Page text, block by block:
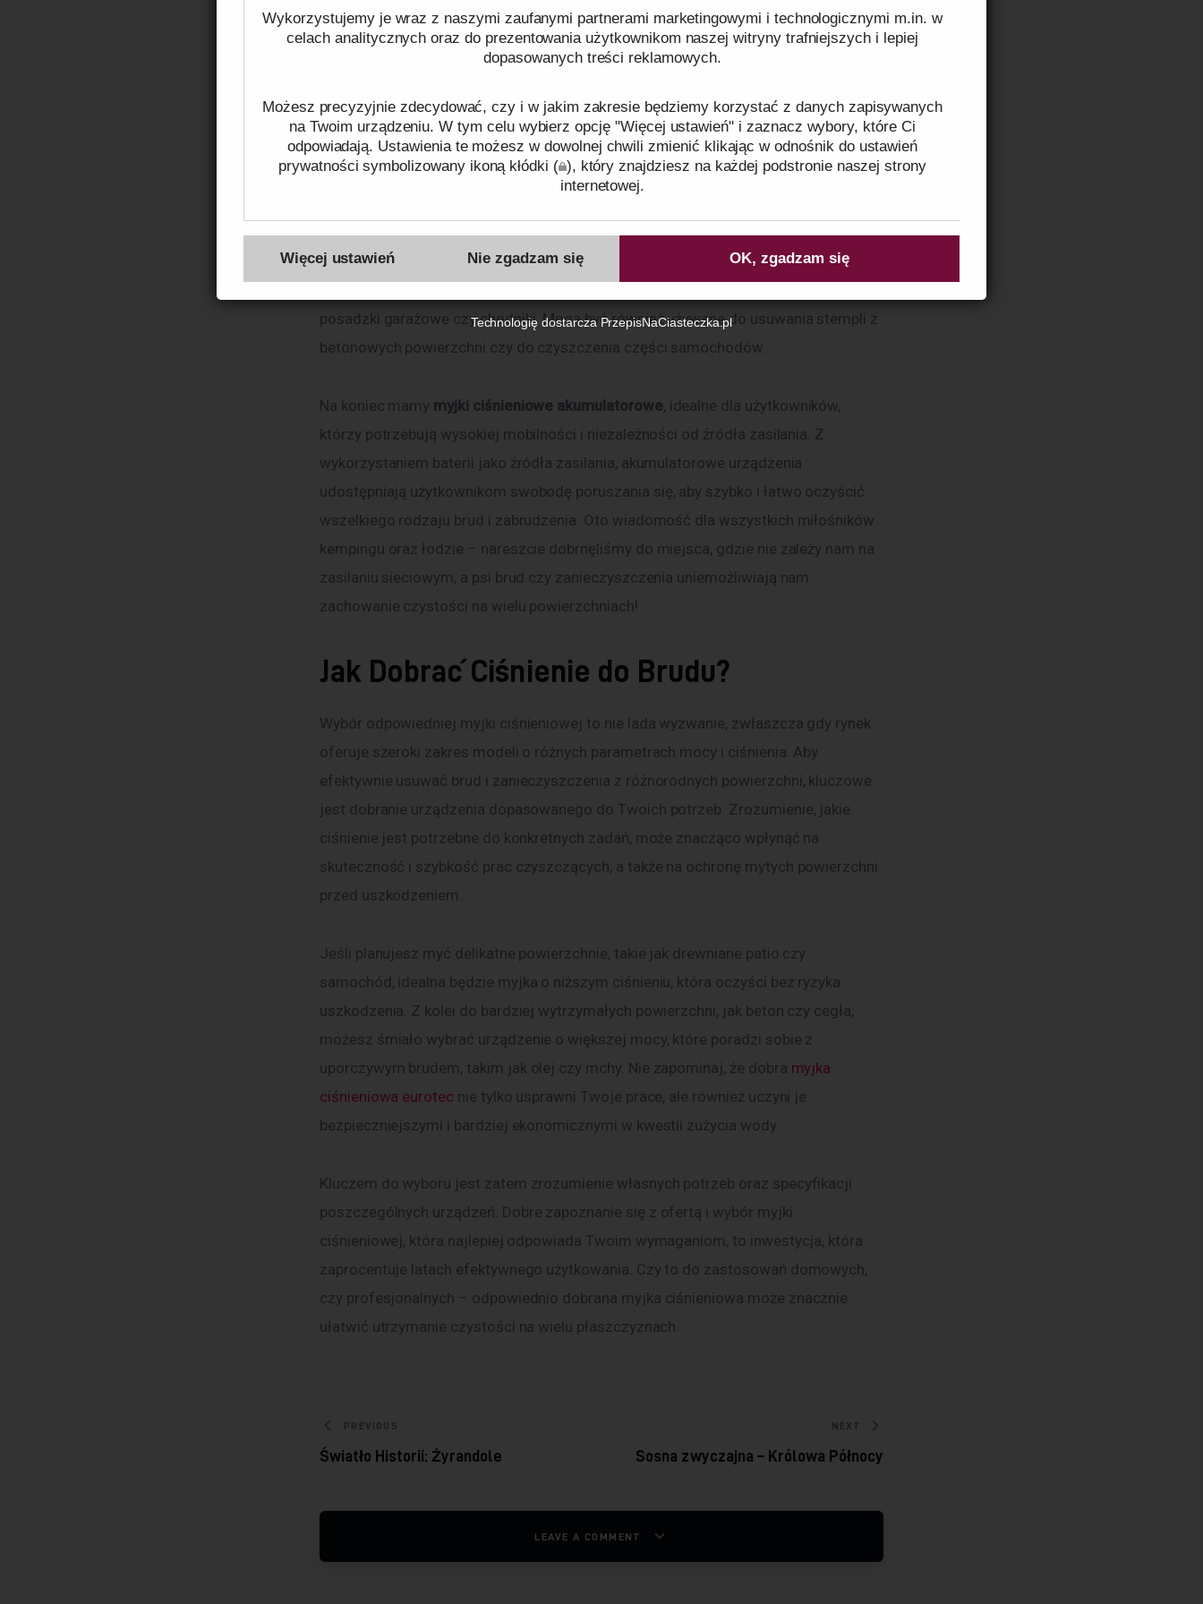
Wykorzystujemy je wraz z naszymi zaufanymi partnerami marketingowymi i technologicznymi m.in. w
celach analitycznych oraz do prezentowania użytkownikom naszej witryny trafniejszych i lepiej
dopasowanych treści reklamowych.
Możesz precyzyjnie zdecydować, czy i w jakim zakresie będziemy korzystać z danych zapisywanych
na Twoim urządzeniu. W tym celu wybierz opcję "Więcej ustawień" i zaznacz wybory, które Ci
odpowiadają. Ustawienia te możesz w dowolnej chwili zmienić klikając w odnośnik do ustawień
prywatności symbolizowany ikoną kłódki ( ), który znajdziesz na każdej podstronie naszej strony
internetowej.
Więcej na temat plików cookies oraz tego, w jaki sposób przetwarzamy dane przeczytasz wInformacji
o plikach cookiesoraz naszej Polityce prywatności.
Identyfikator zgody:ID83508260806055347
Więcej ustawień Nie zgadzam się OK, zgadzam się
Technologię dostarcza PrzepisNaCiasteczka.pl
napędzania pomp ciśnieniowych, co oznacza, że ​​są ciche, przenośne i nie wymagają
zewnętrznego źródła zasilania. Elektryczne myjki ciśnieniowe mogą być stosowane
tarasów – wszystkie zabrudzone powierzchnie będą wróciły do swojego
pierwotnego blasku!
wytrzymałości, aby radzić sobie z trudniejszymi pracami czyszczącymi. Przy
zastosowaniu benzyny jako źródła zasilania, te myjki ciśnieniowe posiadają silniki o
posadzki garażowe czy chodniki. Mogą być również używane do usuwania stempli z
betonowych powierzchni czy do czyszczenia części samochodów.
Na koniec mamy myjki ciśnieniowe akumulatorowe, idealne dla użytkowników,
którzy potrzebują wysokiej mobilności i niezależności od źródła zasilania. Z
wykorzystaniem baterii jako źródła zasilania, akumulatorowe urządzenia
udostępniają użytkownikom swobodę poruszania się, aby szybko i łatwo oczyścić
wszelkiego rodzaju brud i zabrudzenia. Oto wiadomość dla wszystkich miłośników
kempingu oraz łodzie – nareszcie dobrnęliśmy do miejsca, gdzie nie zależy nam na
zasilaniu sieciowym, a psi brud czy zanieczyszczenia uniemożliwiają nam
zachowanie czystości na wielu powierzchniach!
Jak Dobrać Ciśnienie do Brudu?
Wybór odpowiedniej myjki ciśnieniowej to nie lada wyzwanie, zwłaszcza gdy rynek
oferuje szeroki zakres modeli o różnych parametrach mocy i ciśnienia. Aby
efektywnie usuwać brud i zanieczyszczenia z różnorodnych powierzchni, kluczowe
jest dobranie urządzenia dopasowanego do Twoich potrzeb. Zrozumienie, jakie
ciśnienie jest potrzebne do konkretnych zadań, może znacząco wpłynąć na
skuteczność i szybkość prac czyszczących, a także na ochronę mytych powierzchni
przed uszkodzeniem.
Jeśli planujesz myć delikatne powierzchnie, takie jak drewniane patio czy
samochód, idealna będzie myjka o niższym ciśnieniu, która oczyści bez ryzyka
uszkodzenia. Z kolei do bardziej wytrzymałych powierzchni, jak beton czy cegła,
możesz śmiało wybrać urządzenie o większej mocy, które poradzi sobie z
uporczywym brudem, takim jak olej czy mchy. Nie zapominaj, że dobra myjka
ciśnieniowa eurotec nie tylko usprawni Twoje prace, ale również uczyni je
bezpieczniejszymi i bardziej ekonomicznymi w kwestii zużycia wody.
Kluczem do wyboru jest zatem zrozumienie własnych potrzeb oraz specyfikacji
poszczególnych urządzeń. Dobre zapoznanie się z ofertą i wybór myjki
ciśnieniowej, która najlepiej odpowiada Twoim wymaganiom, to inwestycja, która
zaprocentuje latach efektywnego użytkowania. Czy to do zastosowań domowych,
czy profesjonalnych – odpowiednio dobrana myjka ciśnieniowa może znacznie
ułatwić utrzymanie czystości na wielu płaszczyznach.
Nawigacja wpisu
PREVIOUS
Światło Historii: Żyrandole
NEXT
Sosna zwyczajna – Królowa Północy
LEAVE A COMMENT